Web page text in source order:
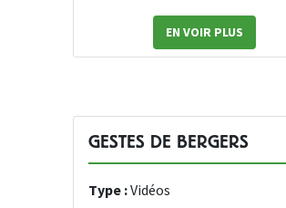
EN VOIR PLUS
GESTES DE BERGERS
Type :Vidéos